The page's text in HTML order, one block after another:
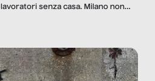
senza casa. Milano non
possiamo dirlo.